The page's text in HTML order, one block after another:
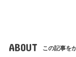
ABOUT この記事を